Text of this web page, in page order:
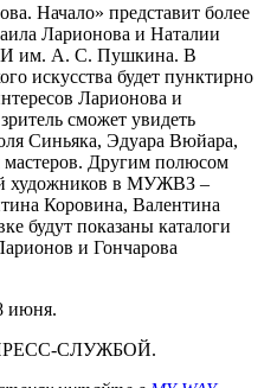
Начало» представит более
Ларионова и Наталии
им. А. С. Пушкина. В
искусства будет пунктирно
Ларионова и
сможет увидеть
Синьяка, Эдуара Вюйара,
Другим полюсом
художников в МУЖВЗ –
Коровина, Валентина
будут показаны каталоги
и Гончарова
июня.
СЛУЖБОЙ.